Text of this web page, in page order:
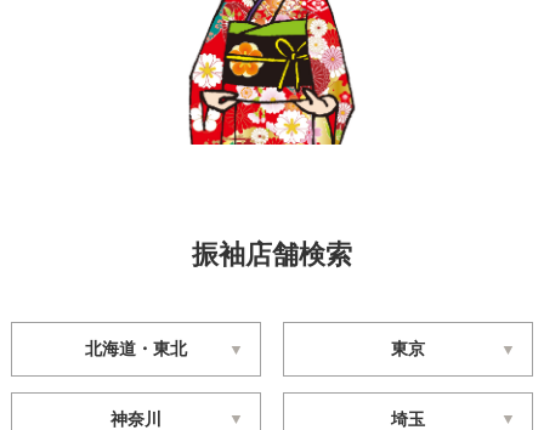
振袖店舗検索
北海道・東北 東京
神奈川 埼玉